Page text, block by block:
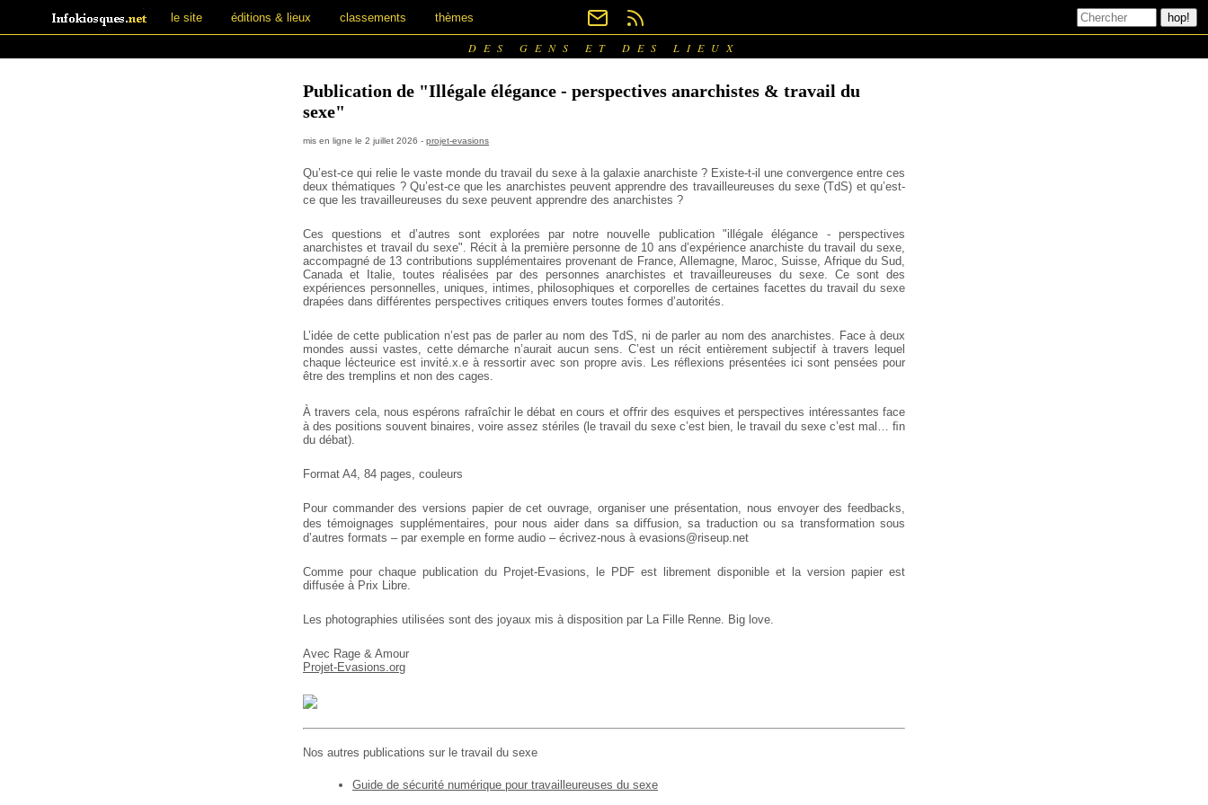
le site éditions & lieux classements thèmes
DES GENS ET DES LIEUX
Publication de "Illégale élégance - perspectives anarchistes & travail du
sexe"
mis en ligne le 2 juillet 2026 - projet-evasions
Qu’est-ce qui relie le vaste monde du travail du sexe à la galaxie anarchiste ? Existe-t-il une convergence entre ces
deux thématiques ? Qu’est-ce que les anarchistes peuvent apprendre des travailleureuses du sexe (TdS) et qu’est-
ce que les travailleureuses du sexe peuvent apprendre des anarchistes ?
Ces questions et d’autres sont explorées par notre nouvelle publication "illégale élégance - perspectives
anarchistes et travail du sexe". Récit à la première personne de 10 ans d’expérience anarchiste du travail du sexe,
accompagné de 13 contributions supplémentaires provenant de France, Allemagne, Maroc, Suisse, Afrique du Sud,
Canada et Italie, toutes réalisées par des personnes anarchistes et travailleureuses du sexe. Ce sont des
expériences personnelles, uniques, intimes, philosophiques et corporelles de certaines facettes du travail du sexe
drapées dans différentes perspectives critiques envers toutes formes d’autorités.
L’idée de cette publication n’est pas de parler au nom des TdS, ni de parler au nom des anarchistes. Face à deux
mondes aussi vastes, cette démarche n’aurait aucun sens. C’est un récit entièrement subjectif à travers lequel
chaque lécteurice est invité.x.e à ressortir avec son propre avis. Les réﬂexions présentées ici sont pensées pour
être des tremplins et non des cages.
À travers cela, nous espérons rafraîchir le débat en cours et oﬀrir des esquives et perspectives intéressantes face
à des positions souvent binaires, voire assez stériles (le travail du sexe c’est bien, le travail du sexe c’est mal… ﬁn
du débat).
Format A4, 84 pages, couleurs
Pour commander des versions papier de cet ouvrage, organiser une présentation, nous envoyer des feedbacks,
des témoignages supplémentaires, pour nous aider dans sa diﬀusion, sa traduction ou sa transformation sous
d’autres formats – par exemple en forme audio – écrivez-nous à evasions@riseup.net
Comme pour chaque publication du Projet-Evasions, le PDF est librement disponible et la version papier est
diffusée à Prix Libre.
Les photographies utilisées sont des joyaux mis à disposition par La Fille Renne. Big love.
Avec Rage & Amour
Projet-Evasions.org
Nos autres publications sur le travail du sexe
Guide de sécurité numérique pour travailleureuses du sexe